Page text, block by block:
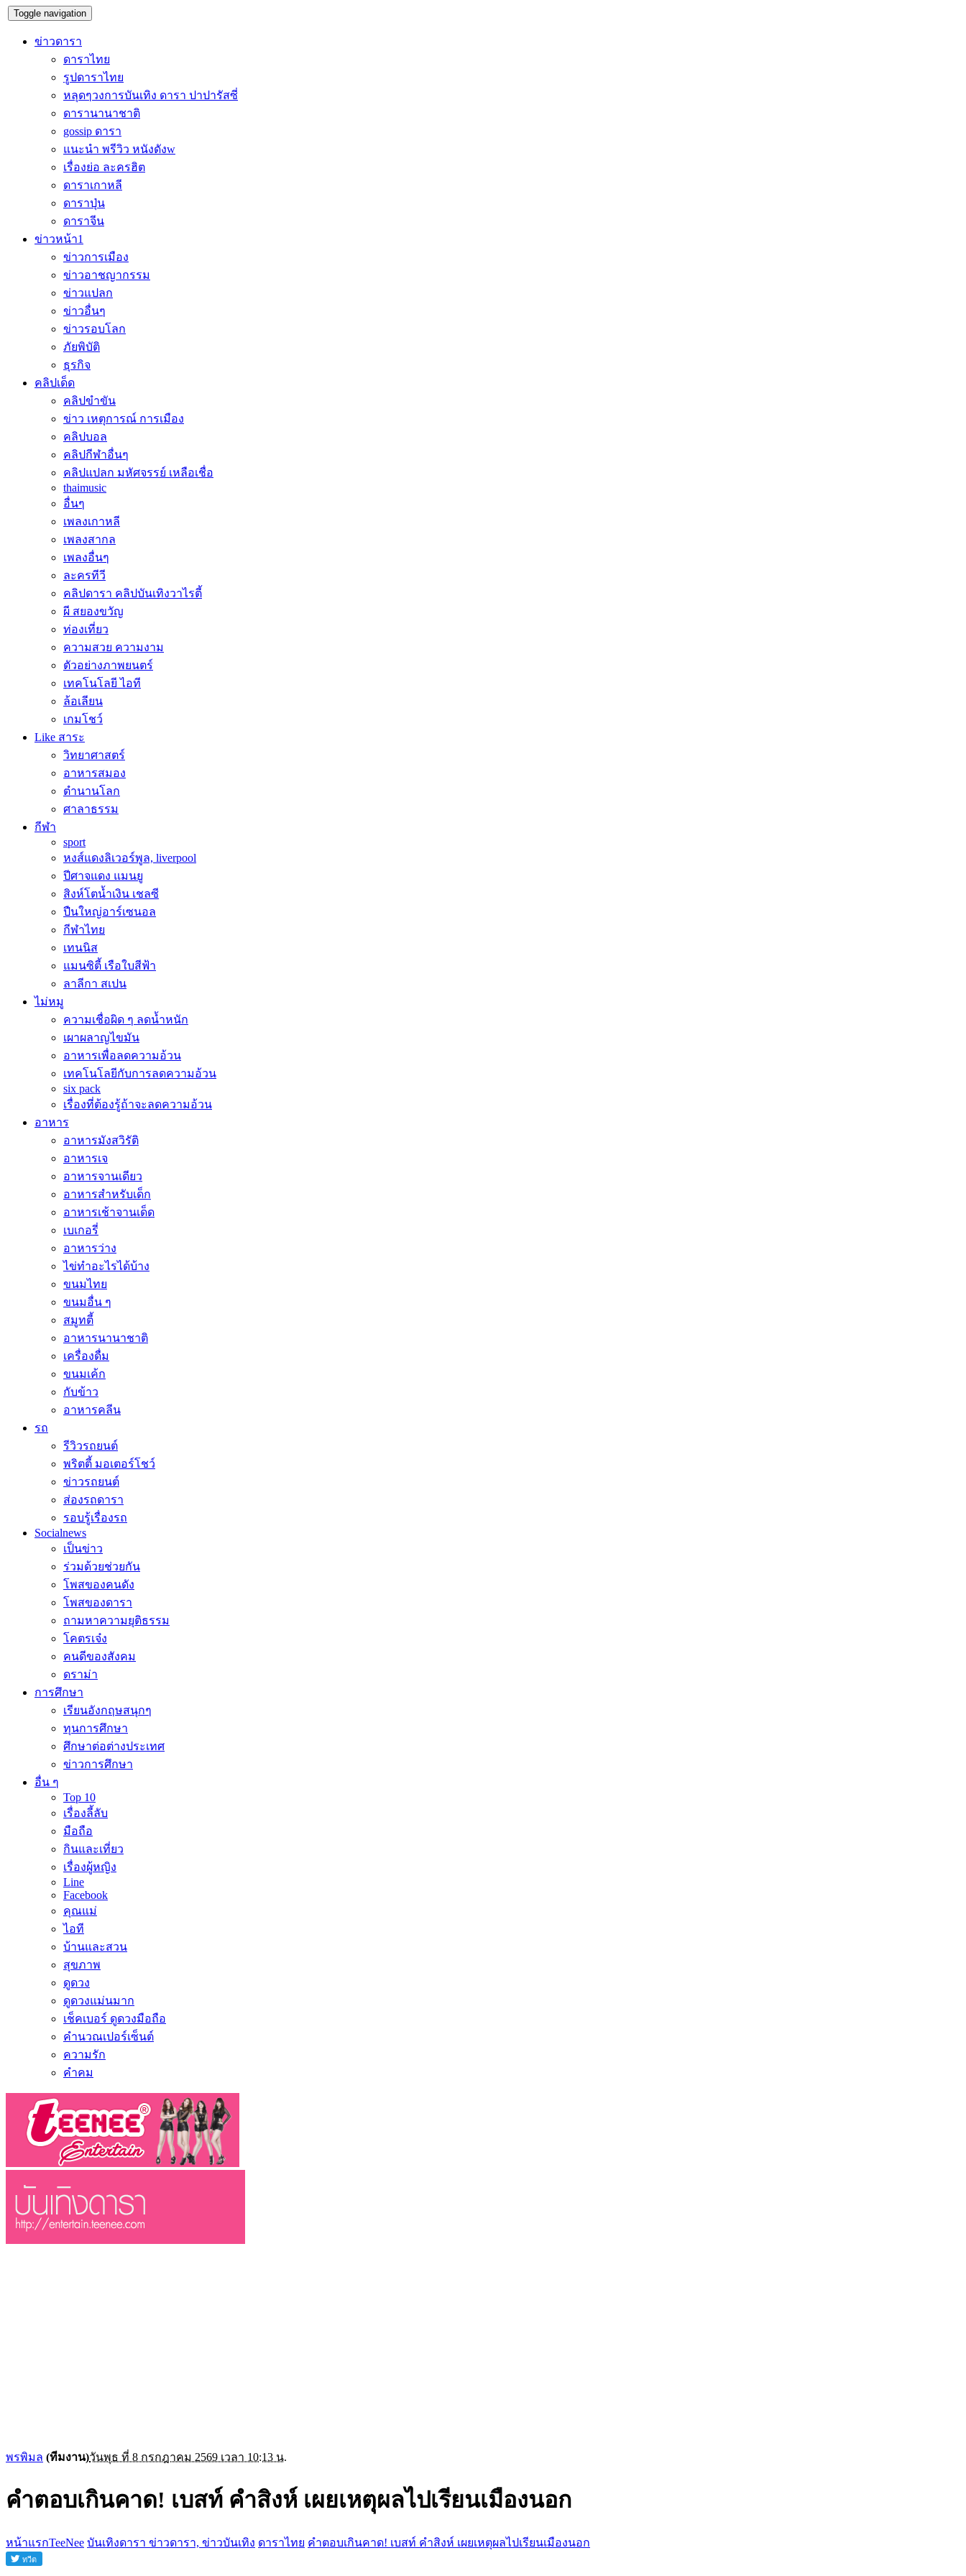
Toggle navigation
ข่าวดารา
ดาราไทย
รูปดาราไทย
หลุดๆวงการบันเทิง ดารา ปาปารัสซี่
ดารานานาชาติ
gossip ดารา
แนะนำ พรีวิว หนังดังw
เรื่องย่อ ละครฮิต
ดาราเกาหลี
ดาราปุ่น
ดาราจีน
ข่าวหน้า1
ข่าวการเมือง
ข่าวอาชญากรรม
ข่าวแปลก
ข่าวอื่นๆ
ข่าวรอบโลก
ภัยพิบัติ
ธุรกิจ
คลิปเด็ด
คลิปขำขัน
ข่าว เหตุการณ์ การเมือง
คลิปบอล
คลิปกีฬาอื่นๆ
คลิปแปลก มหัศจรรย์ เหลือเชื่อ
thaimusic
อื่นๆ
เพลงเกาหลี
เพลงสากล
เพลงอื่นๆ
ละครทีวี
คลิปดารา คลิปบันเทิงวาไรตี้
ผี สยองขวัญ
ท่องเที่ยว
ความสวย ความงาม
ตัวอย่างภาพยนตร์
เทคโนโลยี ไอที
ล้อเลียน
เกมโชว์
Like สาระ
วิทยาศาสตร์
อาหารสมอง
ตำนานโลก
ศาลาธรรม
กีฬา
sport
หงส์แดงลิเวอร์พูล, liverpool
ปีศาจแดง แมนยู
สิงห์โตน้ำเงิน เชลซี
ปืนใหญ่อาร์เซนอล
กีฬาไทย
เทนนิส
แมนซิตี้ เรือใบสีฟ้า
ลาลีกา สเปน
ไม่หมู
ความเชื่อผิด ๆ ลดน้ำหนัก
เผาผลาญไขมัน
อาหารเพื่อลดความอ้วน
เทคโนโลยีกับการลดความอ้วน
six pack
เรื่องที่ต้องรู้ถ้าจะลดความอ้วน
อาหาร
อาหารมังสวิรัติ
อาหารเจ
อาหารจานเดียว
อาหารสำหรับเด็ก
อาหารเช้าจานเด็ด
เบเกอรี่
อาหารว่าง
ไข่ทำอะไรได้บ้าง
ขนมไทย
ขนมอื่น ๆ
สมูทตี้
อาหารนานาชาติ
เครื่องดื่ม
ขนมเค้ก
กับข้าว
อาหารคลีน
รถ
รีวิวรถยนต์
พริตตี้ มอเตอร์โชว์
ข่าวรถยนต์
ส่องรถดารา
รอบรู้เรื่องรถ
Socialnews
เป็นข่าว
ร่วมด้วยช่วยกัน
โพสของคนดัง
โพสของดารา
ถามหาความยุติธรรม
โคตรเจ๋ง
คนดีของสังคม
ดราม่า
การศึกษา
เรียนอังกฤษสนุกๆ
ทุนการศึกษา
ศึกษาต่อต่างประเทศ
ข่าวการศึกษา
อื่น ๆ
Top 10
เรื่องลี้ลับ
มือถือ
กินและเที่ยว
เรื่องผู้หญิง
Line
Facebook
คุณแม่
ไอที
บ้านและสวน
สุขภาพ
ดูดวง
ดูดวงแม่นมาก
เช็คเบอร์ ดูดวงมือถือ
คำนวณเปอร์เซ็นต์
ความรัก
คำคม
พรพิมล (ทีมงาน)วันพุธ ที่ 8 กรกฎาคม 2569 เวลา 10:13 น.
คำตอบเกินคาด! เบสท์ คำสิงห์ เผยเหตุผลไปเรียนเมืองนอก
หน้าแรกTeeNee บันเทิงดารา ข่าวดารา, ข่าวบันเทิง ดาราไทย คำตอบเกินคาด! เบสท์ คำสิงห์ เผยเหตุผลไปเรียนเมืองนอก